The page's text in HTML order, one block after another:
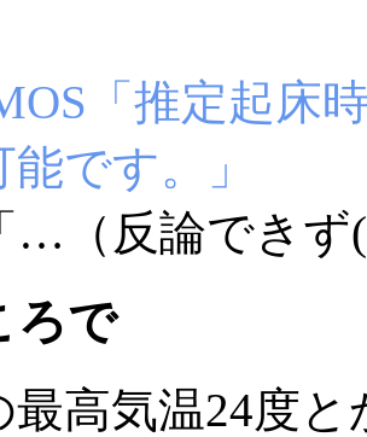
「推定起床
です。」
…（反論できず
ろで
最高気温24度